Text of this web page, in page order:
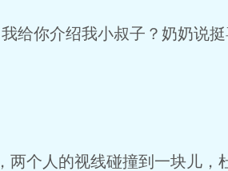
给你介绍我小叔子？奶奶说
两个人的视线碰撞到一块儿，